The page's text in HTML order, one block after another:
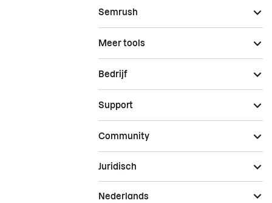
Semrush
Meer tools
Bedrijf
Support
Community
Juridisch
Nederlands